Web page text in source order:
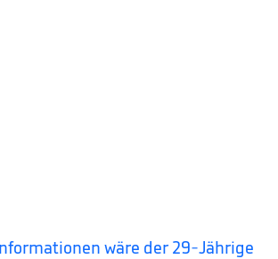
wäre der 29-Jährige